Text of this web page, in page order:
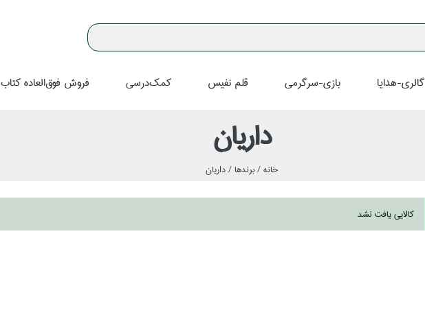
گالري-هدايا بازي-سرگرمي قلم نفيس كمك‌درسي فروش فوق‌العاده كتاب
داريان
خانه /برندها /داريان
كالايي يافت نشد